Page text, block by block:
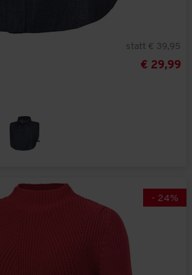
statt € 39,95
€ 29,99
- 24%